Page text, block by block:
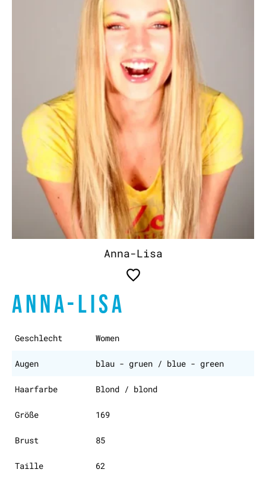
Anna-Lisa
ANNA-LISA
Geschlecht Women
Augen blau - gruen / blue - green
Haarfarbe Blond / blond
Größe 169
Brust 85
Taille 62